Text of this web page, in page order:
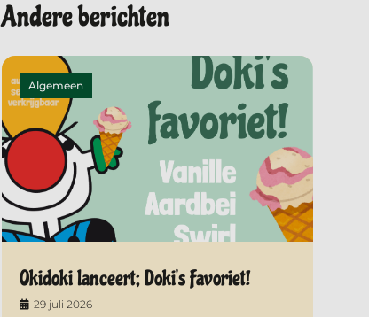
Andere berichten
Algemeen
Okidoki lanceert; Doki’s Favoriet!
29 juli 2026